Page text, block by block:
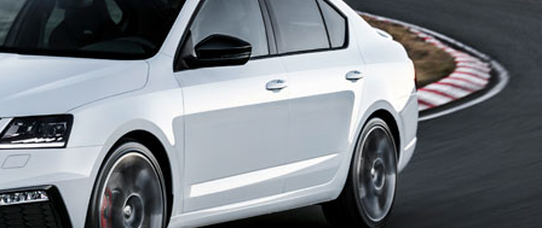
pasar con tu
usar?
Campaña busca cambiar
destino de los
en la región